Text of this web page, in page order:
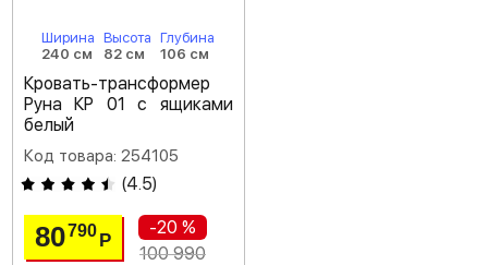
Ширина
240 см
Высота
82 см
Глубина
106 см
Кровать-трансформер
Руна КР 01 с ящиками
белый
Код товара: 254105
(4.5)
80790Р
-20 %
100 990